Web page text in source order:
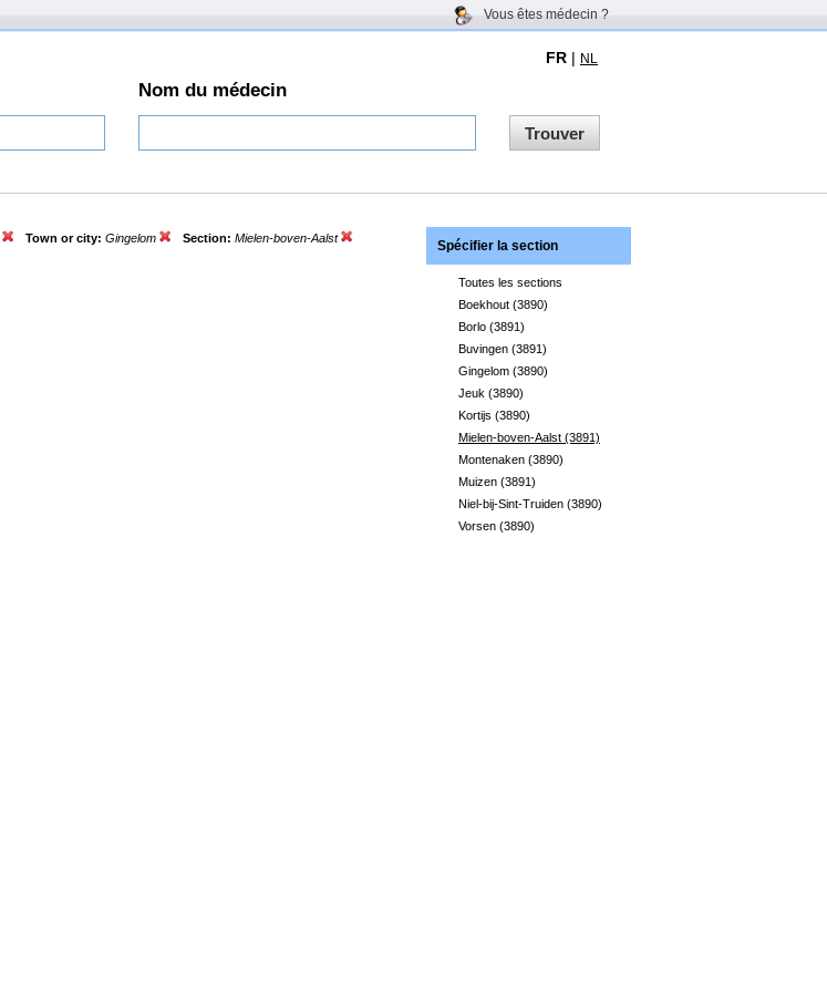
Vous êtes médecin ?
FR | NL
Nom du médecin
Trouver
Town or city: Gingelom Section: Mielen-boven-Aalst Spécifier la section
Toutes les sections
Boekhout (3890)
Borlo (3891)
Buvingen (3891)
Gingelom (3890)
Jeuk (3890)
Kortijs (3890)
Mielen-boven-Aalst (3891)
Montenaken (3890)
Muizen (3891)
Niel-bij-Sint-Truiden (3890)
Vorsen (3890)